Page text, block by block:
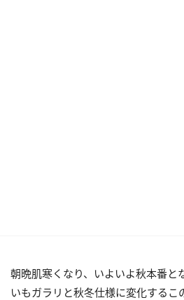
朝晩肌寒くなり、いよいよ秋本番と
いもガラリと秋冬仕様に変化するこ